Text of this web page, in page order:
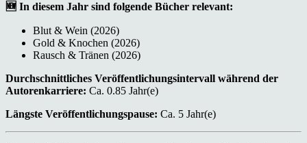
🆕 In diesem Jahr sind folgende Bücher relevant:
Blut & Wein (2026)
Gold & Knochen (2026)
Rausch & Tränen (2026)
Durchschnittliches Veröffentlichungsintervall während der
Autorenkarriere: Ca. 0.85 Jahr(e)
Längste Veröffentlichungspause: Ca. 5 Jahr(e)